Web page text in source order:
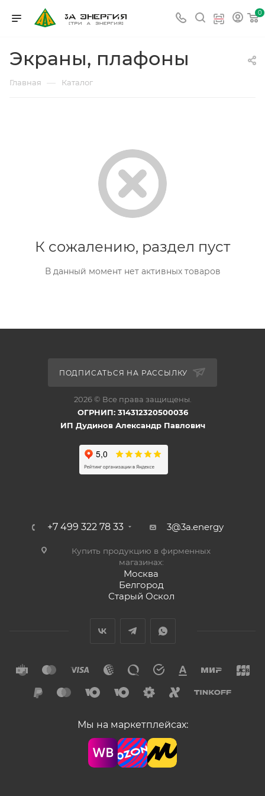
0
Экраны, плафоны
Главная — Каталог
К сожалению, раздел пуст
В данный момент нет активных товаров
ПОДПИСАТЬСЯ НА РАССЫЛКУ
2026 © Все права защищены.
ОГРНИП: 314312320500036
ИП Дудинов Александр Павлович
+7 499 322 78 33 3@3a.energy
Купить продукцию в фирменных
магазинах:
Москва
Белгород
Старый Оскол
Мы на маркетплейсах: